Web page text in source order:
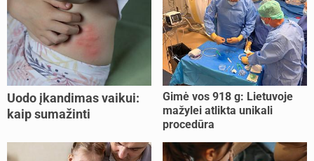
Uodo įkandimas vaikui:
kaip sumažinti
Gimė vos 918 g: Lietuvoje
mažylei atlikta unikali
procedūra